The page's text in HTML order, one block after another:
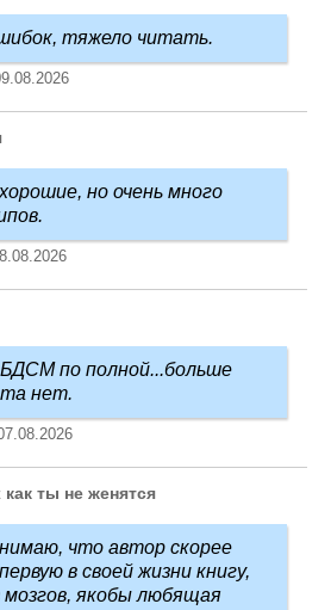
тяжело читать.
но очень много
по полной...больше
нет.
ты не женятся
что автор скорее
в своей жизни книгу,
мозгов, якобы любящая